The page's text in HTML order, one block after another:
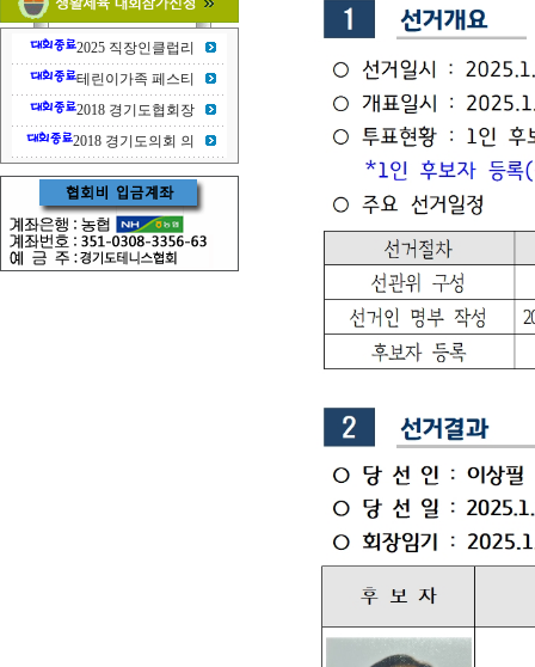
2025 직장인클럽리
테린이가족 페스티
2018 경기도협회장
2018 경기도의회 의